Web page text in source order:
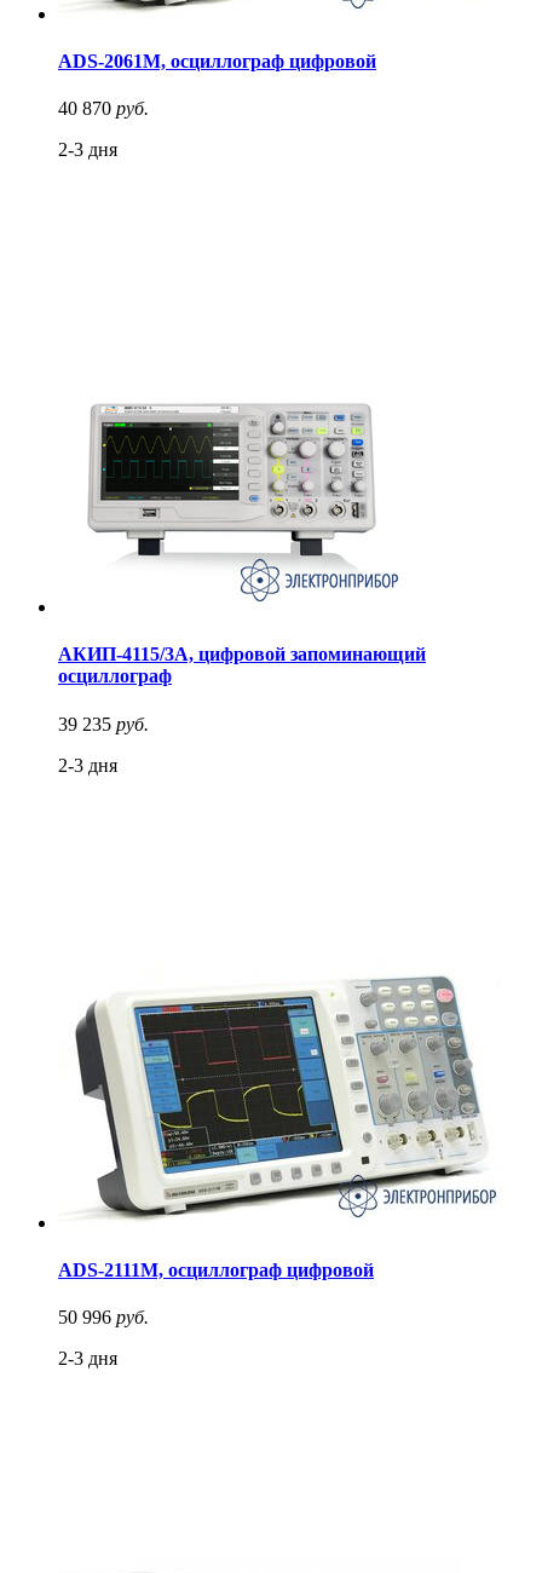
ADS-2061M, осциллограф цифровой
40 870 руб.
2-3 дня
АКИП-4115/3А, цифровой запоминающий
осциллограф
39 235 руб.
2-3 дня
ADS-2111M, осциллограф цифровой
50 996 руб.
2-3 дня